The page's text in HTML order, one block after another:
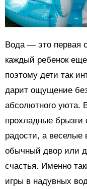
Вода — это первая
каждый ребенок
поэтому дети так
дарит ощущение
абсолютного уюта.
прохладные брызги
радости, а веселые
обычный двор или
счастья. Именно
игры в надувных